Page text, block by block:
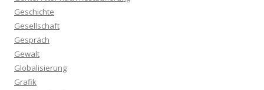
Geschichte
Gesellschaft
Gespräch
Gewalt
Globalisierung
Grafik